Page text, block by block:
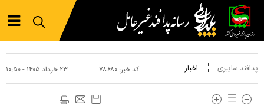
پدافند سایبری اخبار ۲۳ خرداد ۱۴۰۵ - ۱۰:۵۰ کد خبر:۷۸۶۸۰